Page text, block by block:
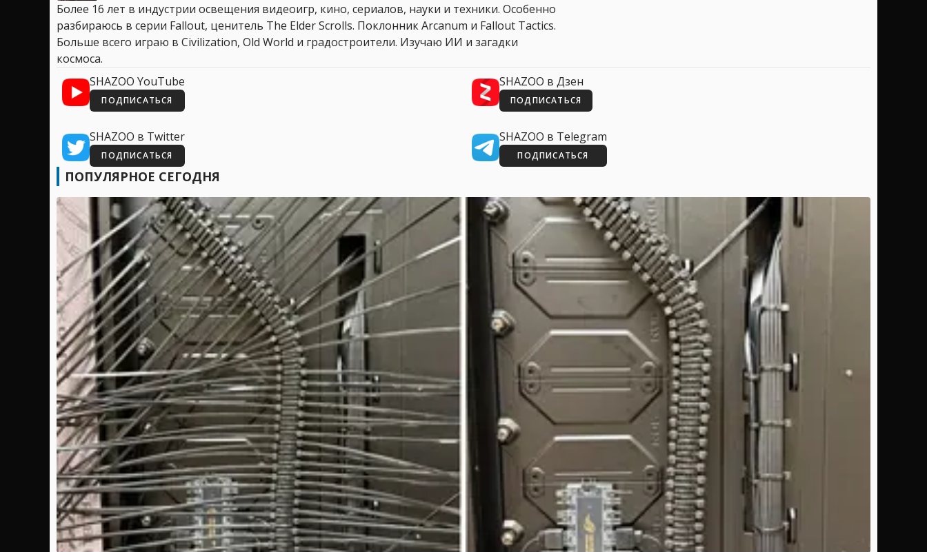
Более 16 лет в индустрии освещения видеоигр, кино, сериалов, науки и техники. Особенно
разбираюсь в серии Fallout, ценитель The Elder Scrolls. Поклонник Arcanum и Fallout Tactics.
Больше всего играю в Civilization, Old World и градостроители. Изучаю ИИ и загадки
космоса.
SHAZOO YouTube
ПОДПИСАТЬСЯ
SHAZOO в Дзен
ПОДПИСАТЬСЯ
SHAZOO в Twitter
ПОДПИСАТЬСЯ
SHAZOO в Telegram
ПОДПИСАТЬСЯ
ПОПУЛЯРНОЕ СЕГОДНЯ